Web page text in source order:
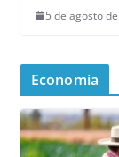
5 de agosto
Economia